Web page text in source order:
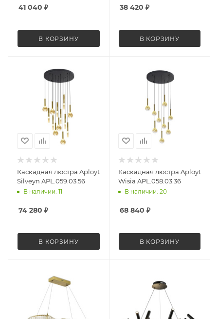
41 040 ₽
В КОРЗИНУ
38 420 ₽
В КОРЗИНУ
Каскадная люстра Aployt
Silveyn APL.059.03.56
В наличии: 11
74 280 ₽
В КОРЗИНУ
Каскадная люстра Aployt
Wisia APL.058.03.36
В наличии: 20
68 840 ₽
В КОРЗИНУ